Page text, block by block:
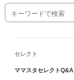
セレクト
ママスタセレクトQ&A